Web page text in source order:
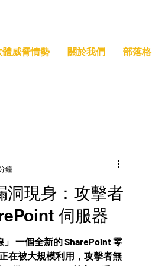
威脅情勢 關於我們 部落格
現身：攻擊者
伺服器
一個全新的 SharePoint 零
在被大規模利用，攻擊者無
鐘